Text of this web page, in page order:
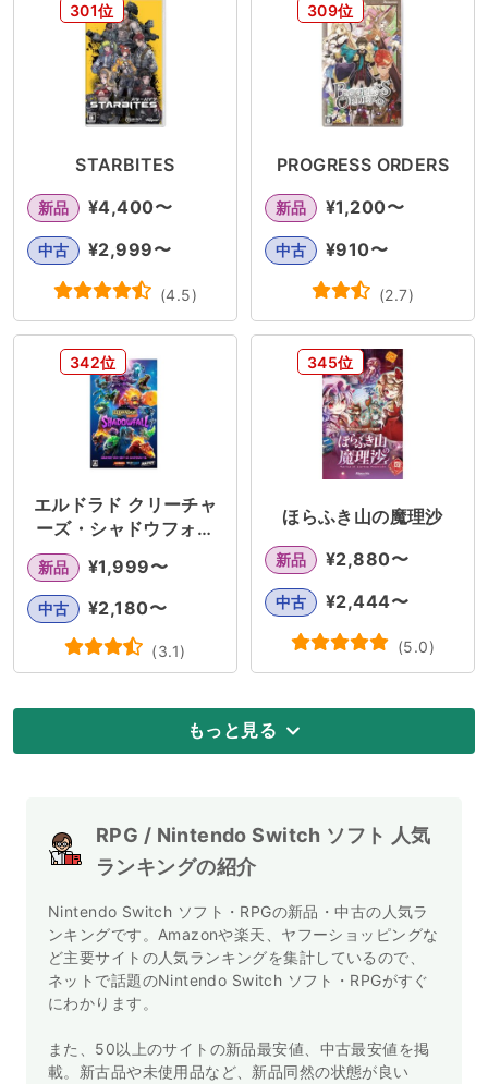
301位
STARBITES
新品 ¥4,400〜
中古 ¥2,999〜
(4.5)
309位
PROGRESS ORDERS
新品 ¥1,200〜
中古 ¥910〜
(2.7)
342位
エルドラド クリーチャ
ーズ・シャドウフォー
新品 ¥1,999〜
中古 ¥2,180〜
(3.1)
345位
ほらふき山の魔理沙
新品 ¥2,880〜
中古 ¥2,444〜
(5.0)
もっと見る
RPG / Nintendo Switch ソフト 人気
ランキングの紹介
Nintendo Switch ソフト・RPGの新品・中古の人気ラ
ンキングです。Amazonや楽天、ヤフーショッピングな
ど主要サイトの人気ランキングを集計しているので、
ネットで話題のNintendo Switch ソフト・RPGがすぐ
にわかります。
また、50以上のサイトの新品最安値、中古最安値を掲
載。新古品や未使用品など、新品同然の状態が良い